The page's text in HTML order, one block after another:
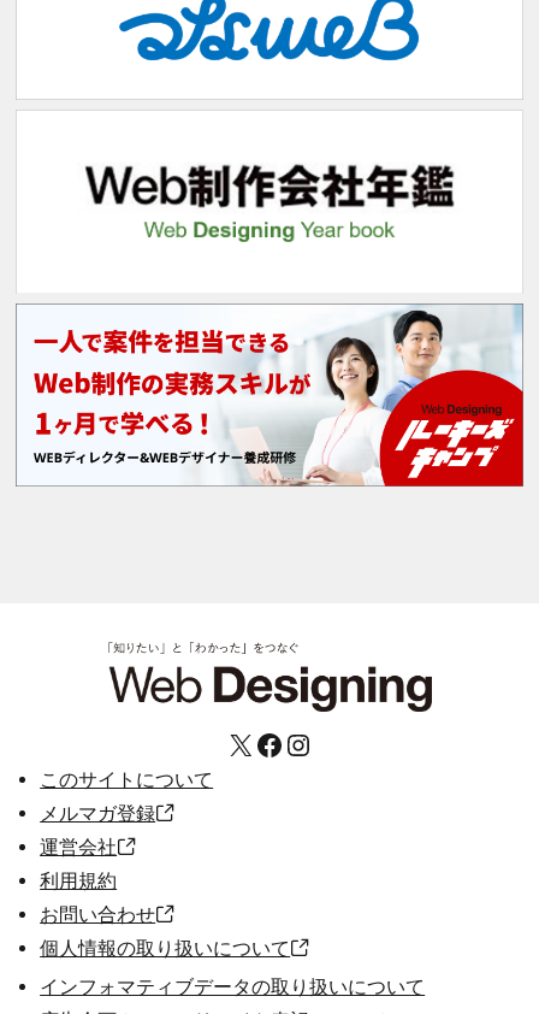
X Facebook Instagram
このサイトについて
メルマガ登録
運営会社
利用規約
お問い合わせ
個人情報の取り扱いについて
インフォマティブデータの取り扱いについて